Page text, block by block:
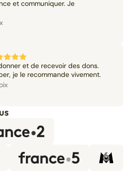
et communiquer. Je
et de recevoir des dons.
je le recommande vivement.